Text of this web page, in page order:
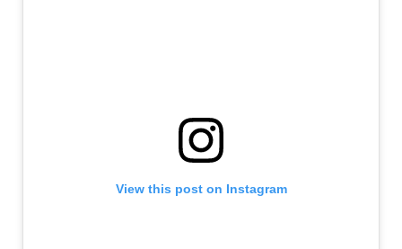
View this post on Instagram